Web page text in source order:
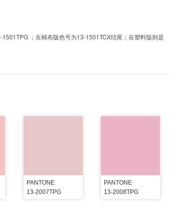
；在棉布版色号为13-1501TCX结尾；在塑料版则是
PANTONE
13-2007TPG
PANTONE
13-2008TPG